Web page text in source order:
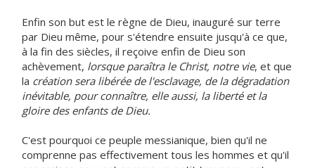
Enfin son but est le règne de Dieu, inauguré sur terre
par Dieu même, pour s'étendre ensuite jusqu'à ce que,
à la fin des siècles, il reçoive enfin de Dieu son
achèvement, lorsque paraîtra le Christ, notre vie, et que
la création sera libérée de l'esclavage, de la dégradation
inévitable, pour connaître, elle aussi, la liberté et la
gloire des enfants de Dieu.
C'est pourquoi ce peuple messianique, bien qu'il ne
comprenne pas effectivement tous les hommes et qu'il